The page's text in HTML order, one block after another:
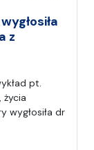
z
pt.
życia
wygłosiła dr